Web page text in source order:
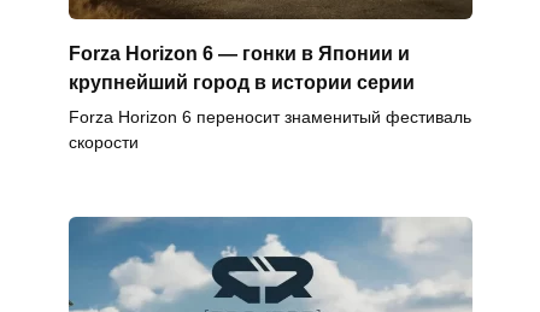
Forza Horizon 6 — гонки в Японии и
крупнейший город в истории серии
Forza Horizon 6 переносит знаменитый фестиваль
скорости